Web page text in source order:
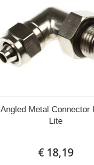
Angled Metal Connector
Lite
€ 18,19